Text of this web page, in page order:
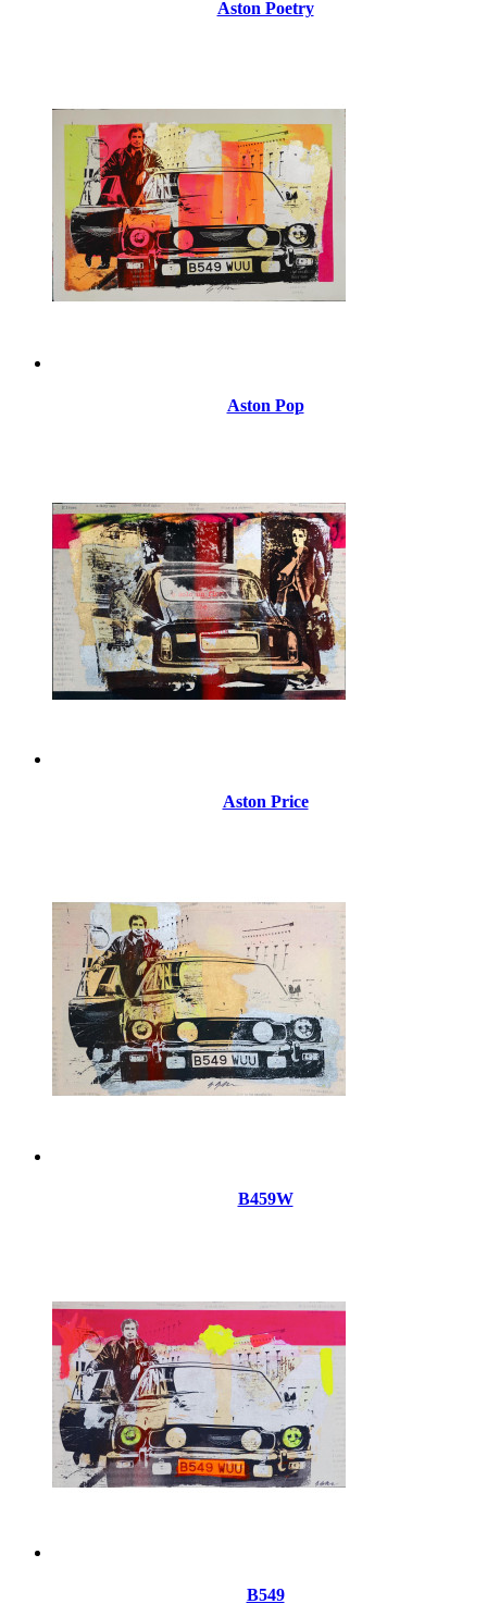
Aston Poetry
Aston Pop
Aston Price
B459W
B549